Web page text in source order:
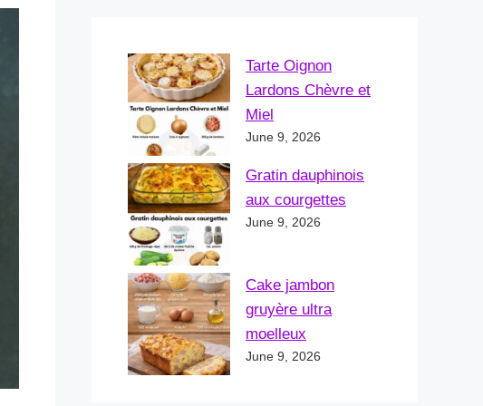
Tarte Oignon
Lardons Chèvre et
Miel
June 9, 2026
Gratin dauphinois
aux courgettes
June 9, 2026
Cake jambon
gruyère ultra
moelleux
June 9, 2026